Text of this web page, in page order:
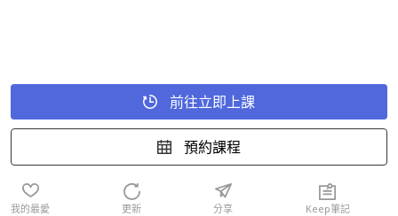
前往立即上課
預約課程
我的最愛 更新 分享 Keep筆記